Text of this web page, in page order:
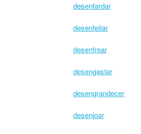
desenfardar
desenfeitar
desenfrear
desengastar
desengrandecer
desenjoar